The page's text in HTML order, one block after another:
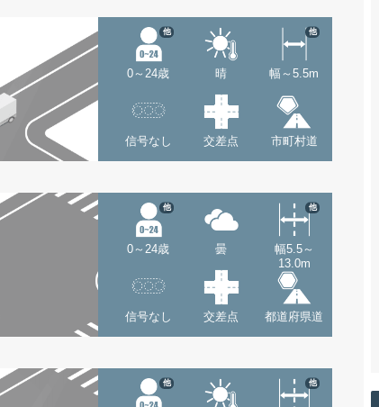
0～24歳
他
晴 幅～5.5m
他
信号なし 交差点 市町村道
0～24歳
他
曇
幅5.5～
13.0m
他
信号なし 交差点 都道府県道
他 他